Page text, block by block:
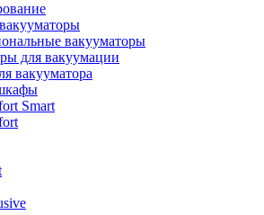
вакууматоры
для вакуумации
вакууматора
Smart